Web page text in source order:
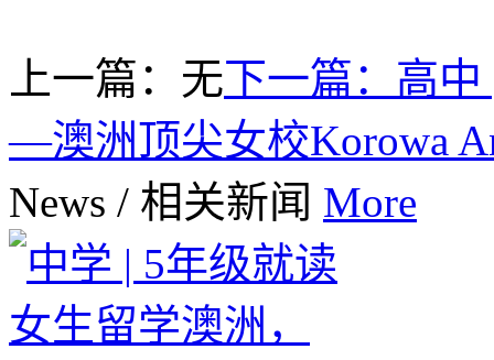
上一篇：无下一篇： 高中
—澳洲顶尖女校Korowa
News / 相关新闻 More